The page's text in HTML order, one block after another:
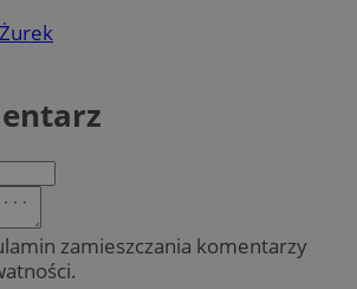
zamieszczania komentarzy